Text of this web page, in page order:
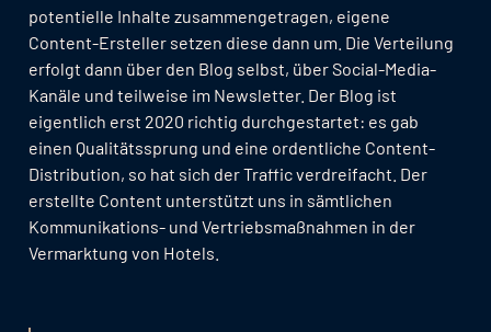
potentielle Inhalte zusammengetragen, eigene
Content-Ersteller setzen diese dann um. Die Verteilung
erfolgt dann über den Blog selbst, über Social-Media-
Kanäle und teilweise im Newsletter. Der Blog ist
eigentlich erst 2020 richtig durchgestartet: es gab
einen Qualitätssprung und eine ordentliche Content-
Distribution, so hat sich der Traffic verdreifacht. Der
erstellte Content unterstützt uns in sämtlichen
Kommunikations- und Vertriebsmaßnahmen in der
Vermarktung von Hotels.